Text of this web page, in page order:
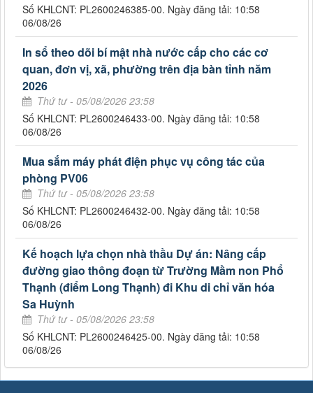
Số KHLCNT: PL2600246385-00. Ngày đăng tải: 10:58
06/08/26
In sổ theo dõi bí mật nhà nước cấp cho các cơ
quan, đơn vị, xã, phường trên địa bàn tỉnh năm
2026
Thứ tư - 05/08/2026 23:58
Số KHLCNT: PL2600246433-00. Ngày đăng tải: 10:58
06/08/26
Mua sắm máy phát điện phục vụ công tác của
phòng PV06
Thứ tư - 05/08/2026 23:58
Số KHLCNT: PL2600246432-00. Ngày đăng tải: 10:58
06/08/26
Kế hoạch lựa chọn nhà thầu Dự án: Nâng cấp
đường giao thông đoạn từ Trường Mầm non Phổ
Thạnh (điểm Long Thạnh) đi Khu di chỉ văn hóa
Sa Huỳnh
Thứ tư - 05/08/2026 23:58
Số KHLCNT: PL2600246425-00. Ngày đăng tải: 10:58
06/08/26